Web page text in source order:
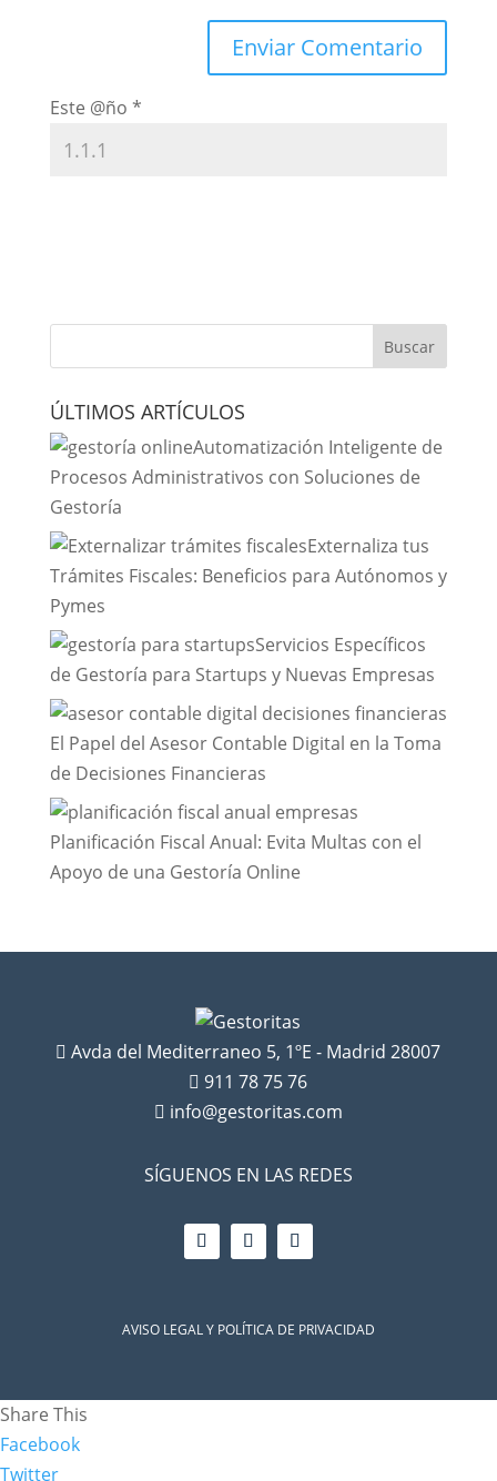
Este @ño *
ÚLTIMOS ARTÍCULOS
Automatización Inteligente de
Procesos Administrativos con Soluciones de
Gestoría
Externaliza tus
Trámites Fiscales: Beneficios para Autónomos y
Pymes
Servicios Específicos
de Gestoría para Startups y Nuevas Empresas
El Papel del Asesor Contable Digital en la Toma
de Decisiones Financieras
Planificación Fiscal Anual: Evita Multas con el
Apoyo de una Gestoría Online
 Avda del Mediterraneo 5, 1ºE - Madrid 28007
 911 78 75 76
 info@gestoritas.com
SÍGUENOS EN LAS REDES
AVISO LEGAL Y POLÍTICA DE PRIVACIDAD
Share This
Facebook
Twitter